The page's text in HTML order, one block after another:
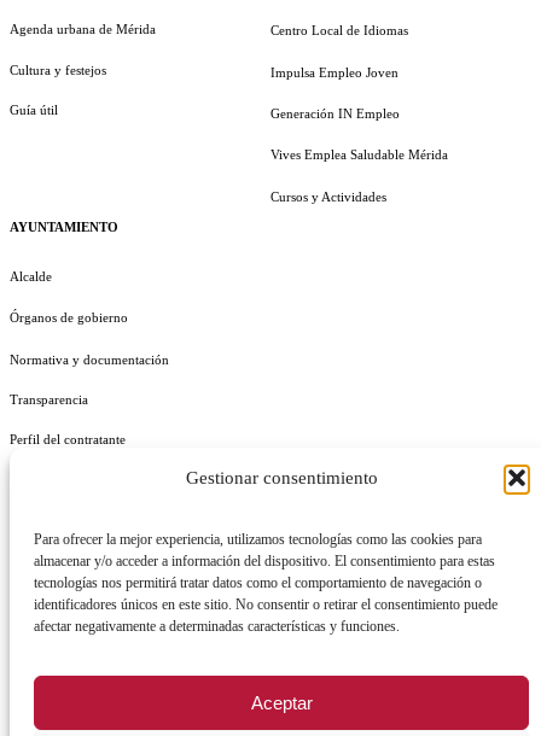
Gestionar consentimiento
Para ofrecer la mejor experiencia, utilizamos tecnologías como las cookies para
almacenar y/o acceder a información del dispositivo. El consentimiento para estas
tecnologías nos permitirá tratar datos como el comportamiento de navegación o
identificadores únicos en este sitio. No consentir o retirar el consentimiento puede
afectar negativamente a determinadas características y funciones.
Aceptar
Agenda urbana de Mérida
Cultura y festejos
Guía útil
AYUNTAMIENTO
Alcalde
Órganos de gobierno
Normativa y documentación
Transparencia
Perfil del contratante
Centro Local de Idiomas
Impulsa Empleo Joven
Generación IN Empleo
Vives Emplea Saludable Mérida
Cursos y Actividades
REGISTRO DE ACTIVIDADES DE TRATAMIENTO